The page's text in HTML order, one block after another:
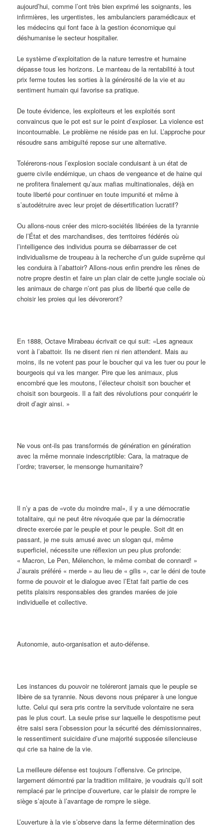
aujourd’hui, comme l’ont très bien exprimé les soignants, les
infirmières, les urgentistes, les ambulanciers paramédicaux et
les médecins qui font face à la gestion économique qui
déshumanise le secteur hospitalier.
Le système d’exploitation de la nature terrestre et humaine
dépasse tous les horizons. Le manteau de la rentabilité à tout
prix ferme toutes les sorties à la générosité de la vie et au
sentiment humain qui favorise sa pratique.
De toute évidence, les exploiteurs et les exploités sont
convaincus que le pot est sur le point d’exploser. La violence est
incontournable. Le problème ne réside pas en lui. L’approche pour
résoudre sans ambiguïté repose sur une alternative.
Tolérerons-nous l’explosion sociale conduisant à un état de
guerre civile endémique, un chaos de vengeance et de haine qui
ne profitera finalement qu’aux mafias multinationales, déjà en
toute liberté pour continuer en toute impunité et même à
s’autodétruire avec leur projet de désertification lucratif?
Ou allons-nous créer des micro-sociétés libérées de la tyrannie
de l’État et des marchandises, des territoires fédérés où
l’intelligence des individus pourra se débarrasser de cet
individualisme de troupeau à la recherche d’un guide suprême qui
les conduira à l’abattoir? Allons-nous enfin prendre les rênes de
notre propre destin et faire un plan clair de cette jungle sociale où
les animaux de charge n’ont pas plus de liberté que celle de
choisir les proies qui les dévoreront?
En 1888, Octave Mirabeau écrivait ce qui suit: «Les agneaux
vont à l’abattoir. Ils ne disent rien ni rien attendent. Mais au
moins, ils ne votent pas pour le boucher qui va les tuer ou pour le
bourgeois qui va les manger. Pire que les animaux, plus
encombré que les moutons, l’électeur choisit son boucher et
choisit son bourgeois. Il a fait des révolutions pour conquérir le
droit d’agir ainsi. »
Ne vous ont-ils pas transformés de génération en génération
avec la même monnaie indescriptible: Cara, la matraque de
l’ordre; traverser, le mensonge humanitaire?
Il n’y a pas de «vote du moindre mal», il y a une démocratie
totalitaire, qui ne peut être révoquée que par la démocratie
directe exercée par le peuple et pour le peuple. Soit dit en
passant, je me suis amusé avec un slogan qui, même
superficiel, nécessite une réflexion un peu plus profonde:
« Macron, Le Pen, Mélenchon, le même combat de connard! »
J’aurais préféré « merde » au lieu de « gilis », car le déni de toute
forme de pouvoir et le dialogue avec l’Etat fait partie de ces
petits plaisirs responsables des grandes marées de joie
individuelle et collective.
Autonomie, auto-organisation et auto-défense.
Les instances du pouvoir ne toléreront jamais que le peuple se
libère de sa tyrannie. Nous devons nous préparer à une longue
lutte. Celui qui sera pris contre la servitude volontaire ne sera
pas le plus court. La seule prise sur laquelle le despotisme peut
être saisi sera l’obsession pour la sécurité des démissionnaires,
le ressentiment suicidaire d’une majorité supposée silencieuse
qui crie sa haine de la vie.
La meilleure défense est toujours l’offensive. Ce principe,
largement démontré par la tradition militaire, je voudrais qu’il soit
remplacé par le principe d’ouverture, car le plaisir de rompre le
siège s’ajoute à l’avantage de rompre le siège.
L’ouverture à la vie s’observe dans la ferme détermination des